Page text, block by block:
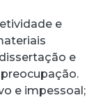
e
e
e impessoal;